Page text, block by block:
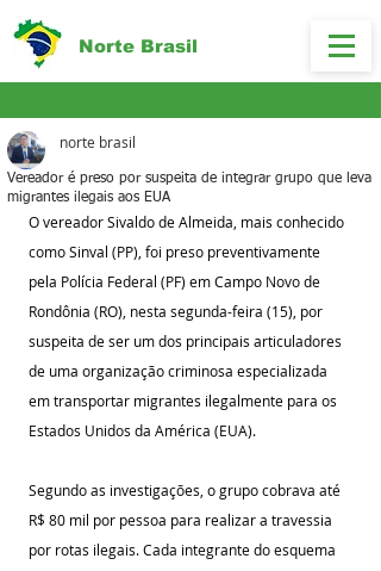
Norte Brasil
Vereador é preso por suspeita de integrar grupo que leva
migrantes ilegais aos EUA
norte brasil
O vereador Sivaldo de Almeida, mais conhecido
como Sinval (PP), foi preso preventivamente
pela Polícia Federal (PF) em Campo Novo de
Rondônia (RO), nesta segunda-feira (15), por
suspeita de ser um dos principais articuladores
de uma organização criminosa especializada
em transportar migrantes ilegalmente para os
Estados Unidos da América (EUA).
Segundo as investigações, o grupo cobrava até
R$ 80 mil por pessoa para realizar a travessia
por rotas ilegais. Cada integrante do esquema